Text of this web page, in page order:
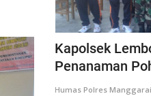
Kapolsek
Penanaman
Humas Polres